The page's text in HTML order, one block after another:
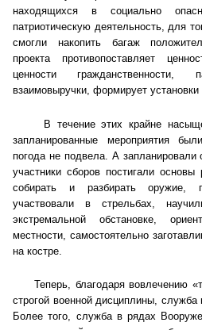
органах федеральных
исполнительной власти
Общественные советы
независимой оценки
оказания услуг
О Палате
Структура Палаты
Комиссии
Экспертный совет ОП КО
Общественный штаб
находящихся в социально
патриотическую деятельность, для
смогли накопить багаж
проекта противопоставляет
ценности
взаимовыручки, формирует установки
В течение этих крайне
запланированные мероприятия
погода не подвела. А запланировали
участники сборов постигали
собирать и разбирать оружие,
участвовали в стрельбах,
экстремальной обстановке,
местности, самостоятельно
на костре.
Теперь, благодаря вовлечению
строгой военной дисциплины,
Более того, служба в рядах